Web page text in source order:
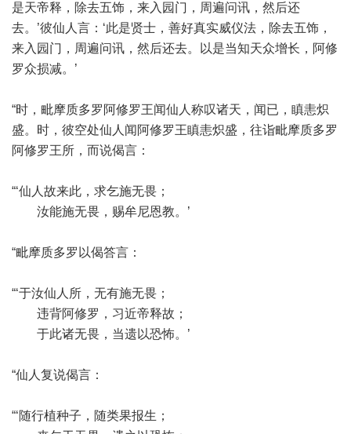
是天帝释，除去五饰，来入园门，周遍问讯，然后还
去。’彼仙人言：‘此是贤士，善好真实威仪法，除去五饰，
来入园门，周遍问讯，然后还去。以是当知天众增长，阿修
罗众损减。’
“时，毗摩质多罗阿修罗王闻仙人称叹诸天，闻已，瞋恚炽
盛。时，彼空处仙人闻阿修罗王瞋恚炽盛，往诣毗摩质多罗
阿修罗王所，而说偈言：
“‘仙人故来此，求乞施无畏；
汝能施无畏，赐牟尼恩教。’
“毗摩质多罗以偈答言：
“‘于汝仙人所，无有施无畏；
违背阿修罗，习近帝释故；
于此诸无畏，当遗以恐怖。’
“仙人复说偈言：
“‘随行植种子，随类果报生；